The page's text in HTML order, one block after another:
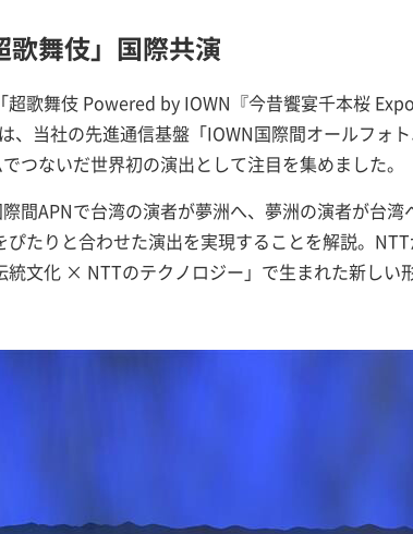
舞伎」国際共演
歌舞伎 Powered by IOWN『今昔饗宴千本桜
当社の先進通信基盤「IOWN国際間オールフォ
つないだ世界初の演出として注目を集めました。
間APNで台湾の演者が夢洲へ、夢洲の演者が台湾
たりと合わせた演出を実現することを解説。
文化 × NTTのテクノロジー」で生まれた新しい